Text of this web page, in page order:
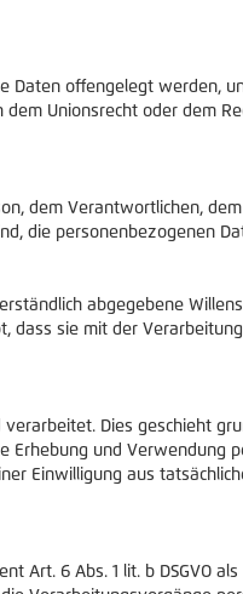
Daten offengelegt werden,
Unionsrecht oder dem
dem Verantwortlichen,
die personenbezogenen
abgegebene
dass sie mit der
Dies geschieht
und Verwendung
Einwilligung aus
6 Abs. 1 lit. b DSGVO